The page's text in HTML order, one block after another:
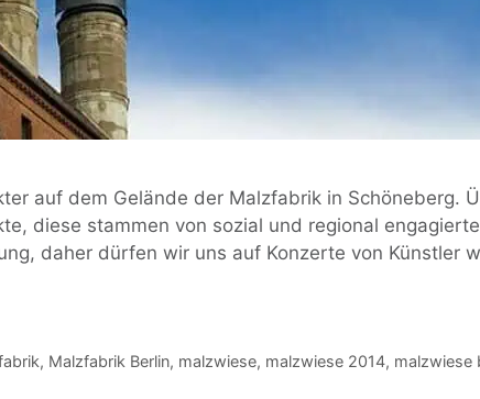
auf dem Gelände der Malzfabrik in Schöneberg.
diese stammen von sozial und regional
daher dürfen wir uns auf Konzerte von Künstler
, Malzfabrik Berlin, malzwiese, malzwiese 2014, malzwiese